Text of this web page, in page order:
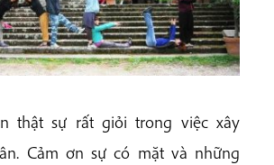
thật sự rất giỏi trong việc xây
Cảm ơn sự có mặt và những